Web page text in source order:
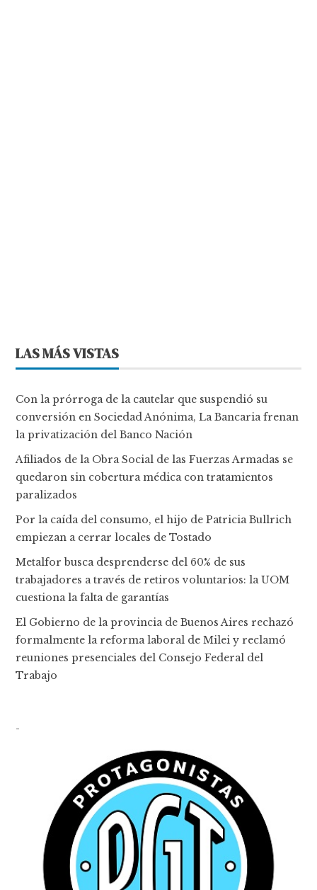
LAS MÁS VISTAS
Con la prórroga de la cautelar que suspendió su
conversión en Sociedad Anónima, La Bancaria frenan
la privatización del Banco Nación
Afiliados de la Obra Social de las Fuerzas Armadas se
quedaron sin cobertura médica con tratamientos
paralizados
Por la caída del consumo, el hijo de Patricia Bullrich
empiezan a cerrar locales de Tostado
Metalfor busca desprenderse del 60% de sus
trabajadores a través de retiros voluntarios: la UOM
cuestiona la falta de garantías
El Gobierno de la provincia de Buenos Aires rechazó
formalmente la reforma laboral de Milei y reclamó
reuniones presenciales del Consejo Federal del
Trabajo
-